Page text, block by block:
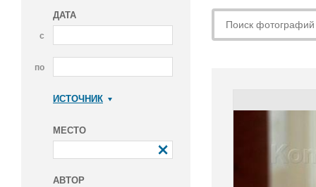
ДАТА
с
по
ИСТОЧНИК
МЕСТО
АВТОР